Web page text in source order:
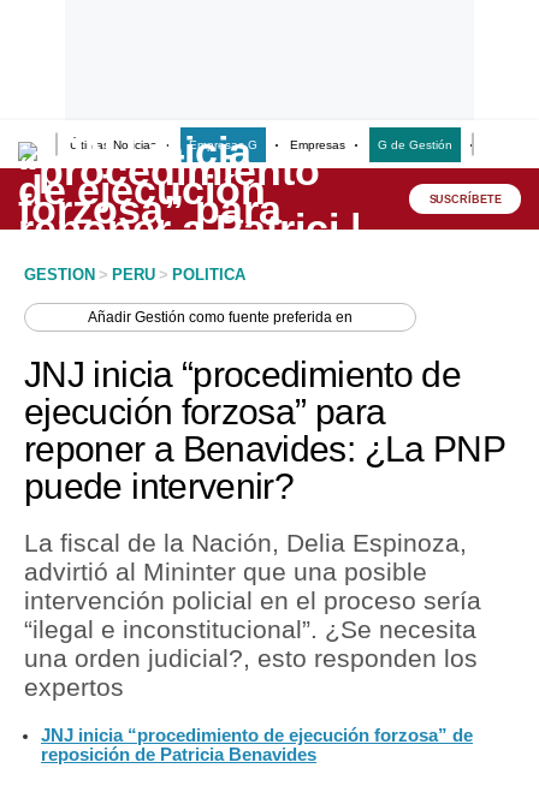
Últimas Noticias Empresas G Empresas G de Gestión
Lo último
Peru Quiosco
Economía
Mercados
Perú
Política
Tu Dinero
Finanzas Personales
Inmobiliarias
Plus G
SUSCRÍBETE
GESTION > PERU > POLITICA
AñadirGestión como fuente preferida en
JNJ inicia “procedimiento de
ejecución forzosa” para
reponer a Benavides: ¿La PNP
puede intervenir?
La fiscal de la Nación, Delia Espinoza,
advirtió al Mininter que una posible
intervención policial en el proceso sería
“ilegal e inconstitucional”. ¿Se necesita
una orden judicial?, esto responden los
expertos
JNJ inicia “procedimiento de ejecución forzosa” de
reposición de Patricia Benavides